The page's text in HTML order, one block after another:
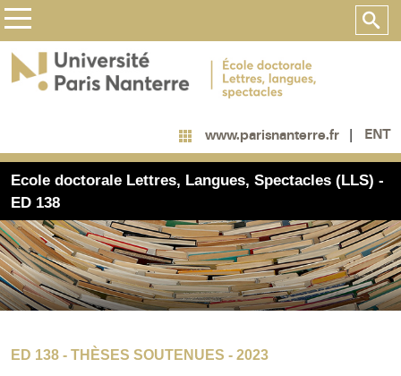
www.parisnanterre.fr ENT
Ecole doctorale Lettres, Langues, Spectacles (LLS) -
ED 138
ED 138 - THÈSES SOUTENUES - 2023